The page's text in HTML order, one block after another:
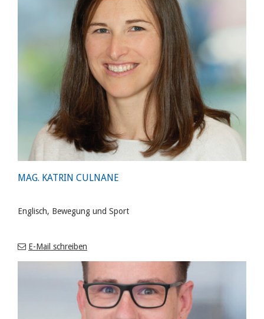
MAG. KATRIN CULNANE
Englisch, Bewegung und Sport
E-Mail schreiben